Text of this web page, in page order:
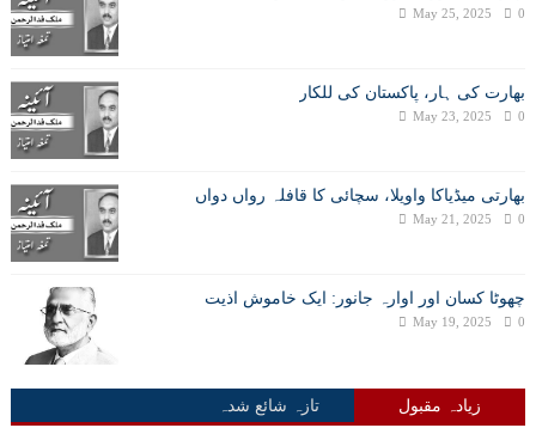
May 25, 2025 0
بھارت کی ہار، پاکستان کی للکار
May 23, 2025 0
بھارتی میڈیاکا واویلا، سچائی کا قافلہ رواں دواں
May 21, 2025 0
چھوٹا کسان اور اوارہ جانور: ایک خاموش اذیت
May 19, 2025 0
زیادہ مقبول تازہ شائع شدہ